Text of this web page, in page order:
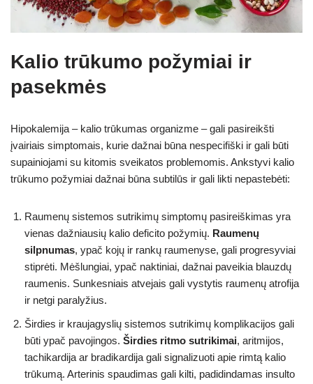
Kalio trūkumo požymiai ir
pasekmės
Hipokalemija – kalio trūkumas organizme – gali pasireikšti
įvairiais simptomais, kurie dažnai būna nespecifiški ir gali būti
supainiojami su kitomis sveikatos problemomis. Ankstyvi kalio
trūkumo požymiai dažnai būna subtilūs ir gali likti nepastebėti:
Raumenų sistemos sutrikimų simptomų pasireiškimas yra
vienas dažniausių kalio deficito požymių. Raumenų
silpnumas, ypač kojų ir rankų raumenyse, gali progresyviai
stiprėti. Mėšlungiai, ypač naktiniai, dažnai paveikia blauzdų
raumenis. Sunkesniais atvejais gali vystytis raumenų atrofija
ir netgi paralyžius.
Širdies ir kraujagyslių sistemos sutrikimų komplikacijos gali
būti ypač pavojingos. Širdies ritmo sutrikimai, aritmijos,
tachikardija ar bradikardija gali signalizuoti apie rimtą kalio
trūkumą. Arterinis spaudimas gali kilti, padidindamas insulto